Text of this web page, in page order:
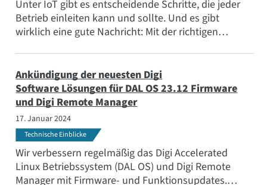
Unter IoT gibt es entscheidende Schritte, die jeder
Betrieb einleiten kann und sollte. Und es gibt
wirklich eine gute Nachricht: Mit der richtigen
Ankündigung der neuesten Digi
Software Lösungen für DAL OS 23.12 Firmware
und Digi Remote Manager
17. Januar 2024
Technische Einblicke
Wir verbessern regelmäßig das Digi Accelerated
Linux Betriebssystem (DAL OS) und Digi Remote
Manager mit Firmware- und Funktionsupdates.